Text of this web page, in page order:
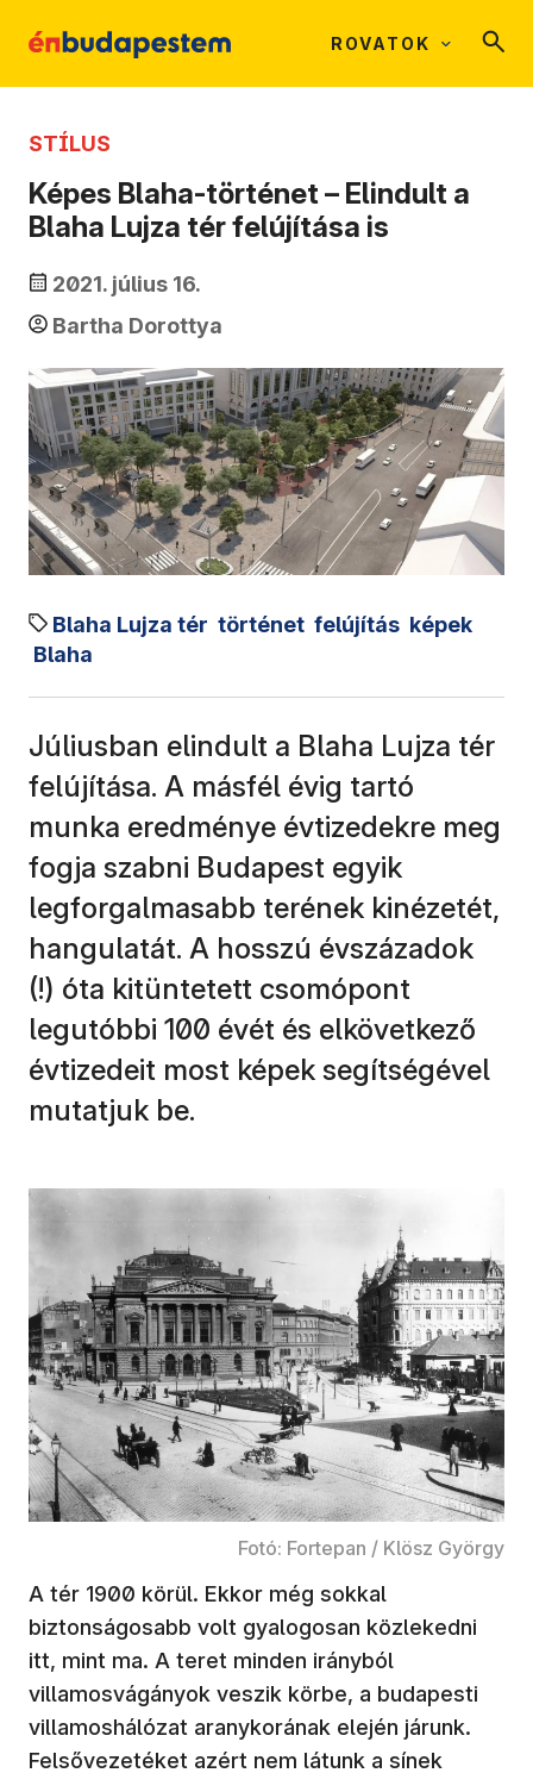
ROVATOK
STÍLUS
Képes Blaha-történet – Elindult a
Blaha Lujza tér felújítása is
2021. július 16.
Bartha Dorottya
Blaha Lujza tér történet felújítás képek
Blaha
Júliusban elindult a Blaha Lujza tér
felújítása. A másfél évig tartó
munka eredménye évtizedekre meg
fogja szabni Budapest egyik
legforgalmasabb terének kinézetét,
hangulatát. A hosszú évszázadok
(!) óta kitüntetett csomópont
legutóbbi 100 évét és elkövetkező
évtizedeit most képek segítségével
mutatjuk be.
Fotó: Fortepan / Klösz György
A tér 1900 körül. Ekkor még sokkal
biztonságosabb volt gyalogosan közlekedni
itt, mint ma. A teret minden irányból
villamosvágányok veszik körbe, a budapesti
villamoshálózat aranykorának elején járunk.
Felsővezetéket azért nem látunk a sínek